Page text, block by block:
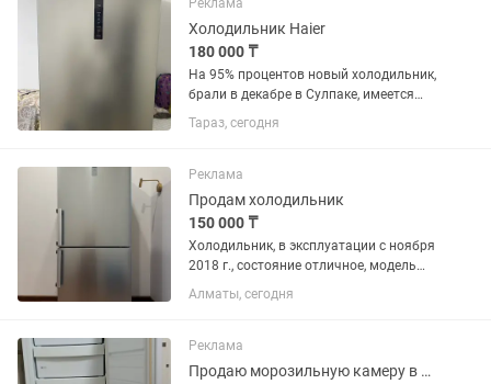
Реклама
Холодильник Haier
180 000 ₸
На 95% процентов новый холодильник,
брали в декабре в Сулпаке, имеется
чек, пользовались 2 или 3 месяца, в
связи с переездом продаем за 180 тыс.
немного тусклый из за...
Тараз, сегодня
Реклама
Продам холодильник
150 000 ₸
Холодильник, в эксплуатации с ноября
2018 г., состояние отличное, модель
указана в фото
Алматы, сегодня
Реклама
Продаю морозильную камеру в очень хорошем состоянии